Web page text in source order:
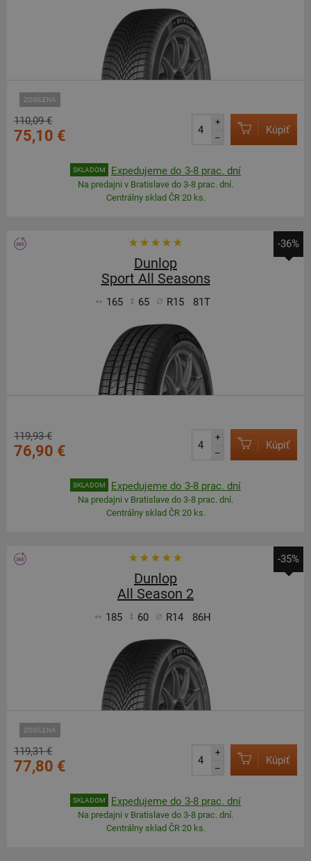
ZOSÍLENÁ
110,09 €
75,10 €
+
–
Kúpiť
SKLADOM Expedujeme do 3-8 prac. dní
Na predajni v Bratislave do 3-8 prac. dní.
Centrálny sklad ČR 20 ks.
-36%
Dunlop
Sport All Seasons
165 65 R15 81T
119,93 €
76,90 €
+
–
Kúpiť
SKLADOM Expedujeme do 3-8 prac. dní
Na predajni v Bratislave do 3-8 prac. dní.
Centrálny sklad ČR 20 ks.
-35%
Dunlop
All Season 2
185 60 R14 86H
ZOSÍLENÁ
119,31 €
77,80 €
+
–
Kúpiť
SKLADOM Expedujeme do 3-8 prac. dní
Na predajni v Bratislave do 3-8 prac. dní.
Centrálny sklad ČR 20 ks.